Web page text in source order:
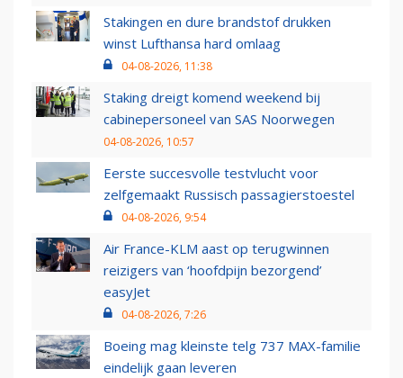
Stakingen en dure brandstof drukken
winst Lufthansa hard omlaag
04-08-2026, 11:38
Staking dreigt komend weekend bij
cabinepersoneel van SAS Noorwegen
04-08-2026, 10:57
Eerste succesvolle testvlucht voor
zelfgemaakt Russisch passagierstoestel
04-08-2026, 9:54
Air France-KLM aast op terugwinnen
reizigers van ‘hoofdpijn bezorgend’
easyJet
04-08-2026, 7:26
Boeing mag kleinste telg 737 MAX-familie
eindelijk gaan leveren